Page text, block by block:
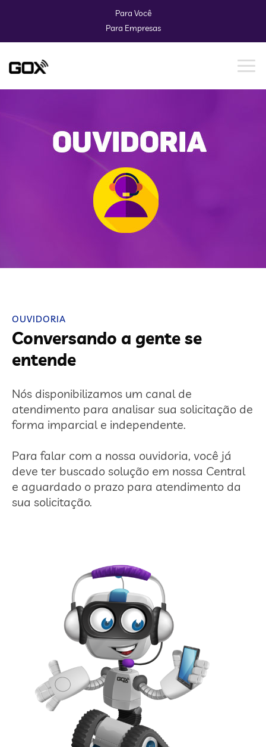
Para Você
Para Empresas
OUVIDORIA
Conversando a gente se
entende
Nós disponibilizamos um canal de
atendimento para analisar sua solicitação de
forma imparcial e independente.
Para falar com a nossa ouvidoria, você já
deve ter buscado solução em nossa Central
e aguardado o prazo para atendimento da
sua solicitação.